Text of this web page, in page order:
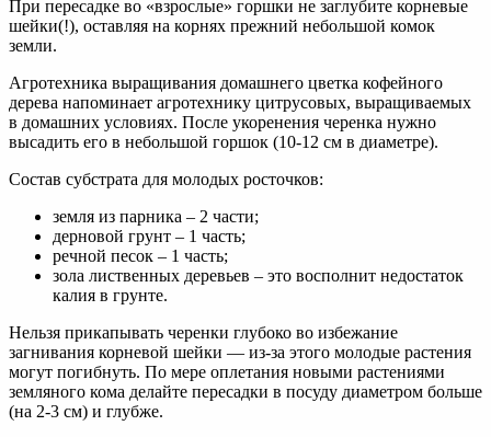
При пересадке во «взрослые» горшки не заглубите корневые
шейки(!), оставляя на корнях прежний небольшой комок
земли.
Агротехника выращивания домашнего цветка кофейного
дерева напоминает агротехнику цитрусовых, выращиваемых
в домашних условиях. После укоренения черенка нужно
высадить его в небольшой горшок (10-12 см в диаметре).
Состав субстрата для молодых росточков:
земля из парника – 2 части;
дерновой грунт – 1 часть;
речной песок – 1 часть;
зола лиственных деревьев – это восполнит недостаток
калия в грунте.
Нельзя прикапывать черенки глубоко во избежание
загнивания корневой шейки — из-за этого молодые растения
могут погибнуть. По мере оплетания новыми растениями
земляного кома делайте пересадки в посуду диаметром больше
(на 2-3 см) и глубже.